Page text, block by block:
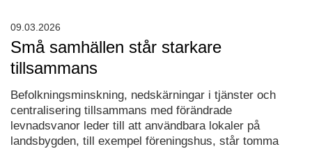
Små samhällen står starkare
tillsammans
Befolkningsminskning, nedskärningar i tjänster och
centralisering tillsammans med förändrade
levnadsvanor leder till att användbara lokaler på
landsbygden, till exempel föreningshus, står tomma
09.03.2026